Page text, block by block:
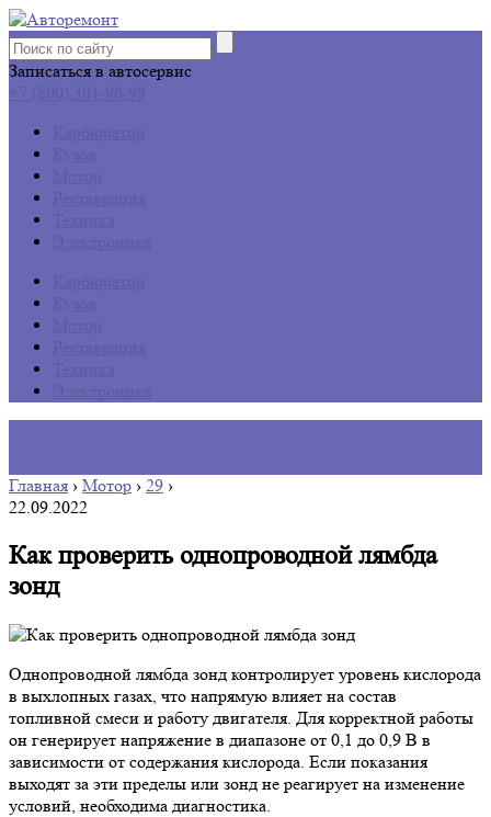
Записаться в автосервис
Главная › Мотор › 29 ›
22.09.2022
Как проверить однопроводной лямбда
зонд
Однопроводной лямбда зонд контролирует уровень кислорода
в выхлопных газах, что напрямую влияет на состав
топливной смеси и работу двигателя. Для корректной работы
он генерирует напряжение в диапазоне от 0,1 до 0,9 В в
зависимости от содержания кислорода. Если показания
выходят за эти пределы или зонд не реагирует на изменение
условий, необходима диагностика.